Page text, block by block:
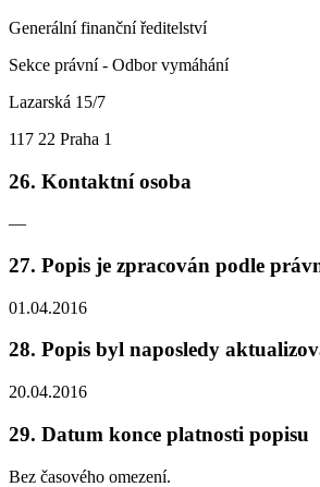
Generální finanční ředitelství
Sekce právní - Odbor vymáhání
Lazarská 15/7
117 22 Praha 1
26. Kontaktní osoba
—
27. Popis je zpracován podle
01.04.2016
28. Popis byl naposledy
20.04.2016
29. Datum konce platnosti popisu
Bez časového omezení.